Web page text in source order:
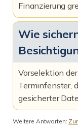
Finanzierung
Wie
Vorselektion
Terminfenster,
gesicherter
Weitere Antworten: